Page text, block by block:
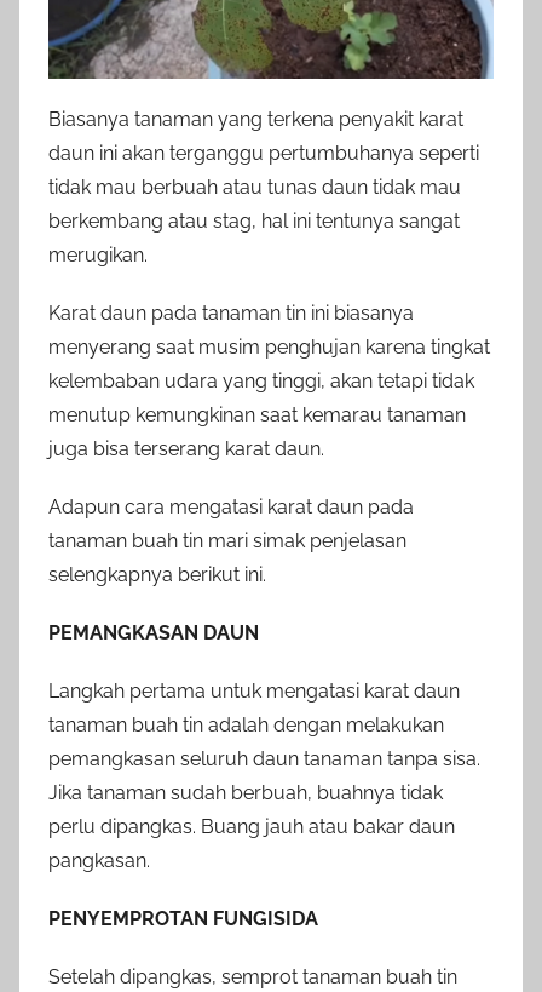
Biasanya tanaman yang terkena penyakit karat
daun ini akan terganggu pertumbuhanya seperti
tidak mau berbuah atau tunas daun tidak mau
berkembang atau stag, hal ini tentunya sangat
merugikan.
Karat daun pada tanaman tin ini biasanya
menyerang saat musim penghujan karena tingkat
kelembaban udara yang tinggi, akan tetapi tidak
menutup kemungkinan saat kemarau tanaman
juga bisa terserang karat daun.
Adapun cara mengatasi karat daun pada
tanaman buah tin mari simak penjelasan
selengkapnya berikut ini.
PEMANGKASAN DAUN
Langkah pertama untuk mengatasi karat daun
tanaman buah tin adalah dengan melakukan
pemangkasan seluruh daun tanaman tanpa sisa.
Jika tanaman sudah berbuah, buahnya tidak
perlu dipangkas. Buang jauh atau bakar daun
pangkasan.
PENYEMPROTAN FUNGISIDA
Setelah dipangkas, semprot tanaman buah tin